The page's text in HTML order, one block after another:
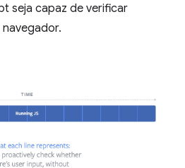
seja capaz de verificar